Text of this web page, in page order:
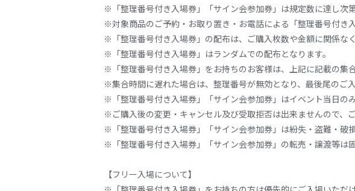
※「整理番号付き入場券」「サイン会参加券」は規定数に達し次
※対象商品のご予約・お取り置き・お電話による「整理番号付き
※「整理番号付き入場券」の配布は、ご購入枚数や金額に関係な
※「整理番号付き入場券」はランダムでの配布となります。
※「整理番号付き入場券」をお持ちのお客様は、上記に記載の集
※集合時間に遅れた場合は、整理番号が無効となり、最後尾のご
※「整理番号付き入場券」「サイン会参加券」はイベント当日の
※ご購入後の変更・キャンセル及び受取拒否は出来ませんので、ご
※「整理番号付き入場券」「サイン会参加券」は紛失・盗難・破
※「整理番号付き入場券」「サイン会参加券」の転売・譲渡等は
【フリー入場について】